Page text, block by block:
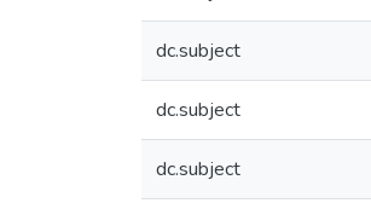
dc.subject
dc.subject
dc.subject